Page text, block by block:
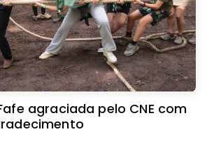
agraciada pelo CNE com